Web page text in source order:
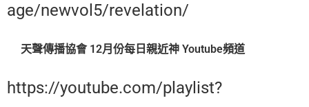
age/newvol5/revelation/
天聲傳播協會 12月份每日親近神 Youtube頻道
https://youtube.com/playlist?